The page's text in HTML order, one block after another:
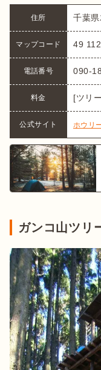
住所 千葉
マップコード 49
電話番号 090-
料金 [ツリ
公式サイト ホウリ
ガンコ山ツリ